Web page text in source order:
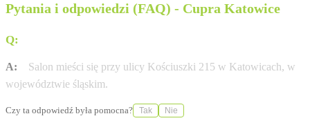
Pytania i odpowiedzi (FAQ) - Cupra Katowice
Q:
A:
Salon mieści się przy ulicy Kościuszki 215 w Katowicach, w
województwie śląskim.
Czy ta odpowiedź była pomocna? Tak Nie